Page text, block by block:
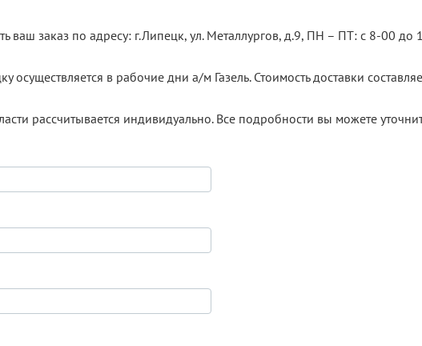
ваш заказ по адресу: г.Липецк, ул. Металлургов, д.9, ПН – ПТ: с 8-00 до
осуществляется в рабочие дни а/м Газель. Стоимость доставки
рассчитывается индивидуально. Все подробности вы можете